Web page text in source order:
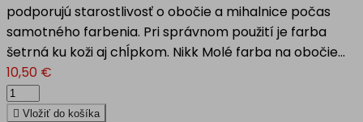
podporujú starostlivosť o obočie a mihalnice počas
samotného farbenia. Pri správnom použití je farba
šetrná ku koži aj chĺpkom. Nikk Molé farba na obočie...
10,50 €
 Vložiť do košíka